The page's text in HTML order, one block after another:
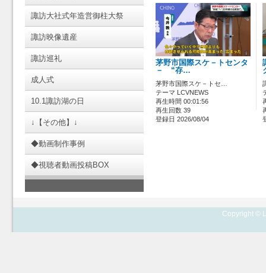
諏訪大社式年造営御柱大祭
諏訪映像遺産
諏訪巡礼
成人式
10.1諏訪湖の日
↓【その他】↓
◆動画制作事例
◆視聴者動画投稿BOX
茅野市国際スケ－トセンタ
－ “存…
茅野市国際スケ－トセ…
テーマ LCVNEWS
再生時間 00:01:56
再生回数 39
登録日 2026/08/04
Copyright ©